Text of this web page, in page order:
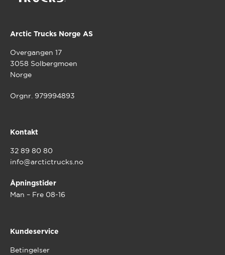
Arctic Trucks Norge AS
Overgangen 17
3058 Solbergmoen
Norge
Orgnr. 979994893
Kontakt
32 89 80 80
info@arctictrucks.no
Åpningstider
Man – Fre 08-16
Kundeservice
Betingelser